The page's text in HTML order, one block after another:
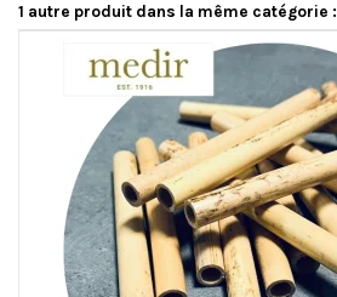
1 autre produit dans la même catégorie :